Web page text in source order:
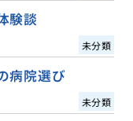
験談
未分類
病院選び
未分類